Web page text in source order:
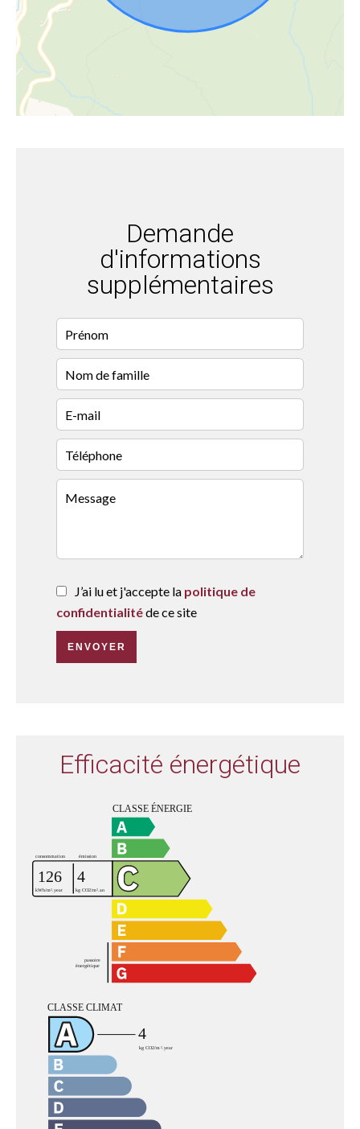
Demande
d'informations
supplémentaires
J’ai lu et j'accepte la politique de
confidentialitéde ce site
ENVOYER
Efficacité énergétique